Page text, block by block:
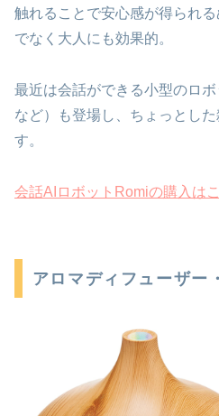
触れることで安心感が得られ
でなく大人にも効果的。
最近は会話ができる小型のロボ
など）も登場し、ちょっとし
す。
会話AIロボットRomiの購入は
アロマディフューザー